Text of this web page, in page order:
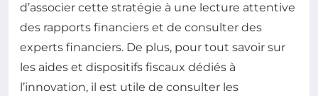
d’associer cette stratégie à une lecture attentive
des rapports financiers et de consulter des
experts financiers. De plus, pour tout savoir sur
les aides et dispositifs fiscaux dédiés à
l’innovation, il est utile de consulter les